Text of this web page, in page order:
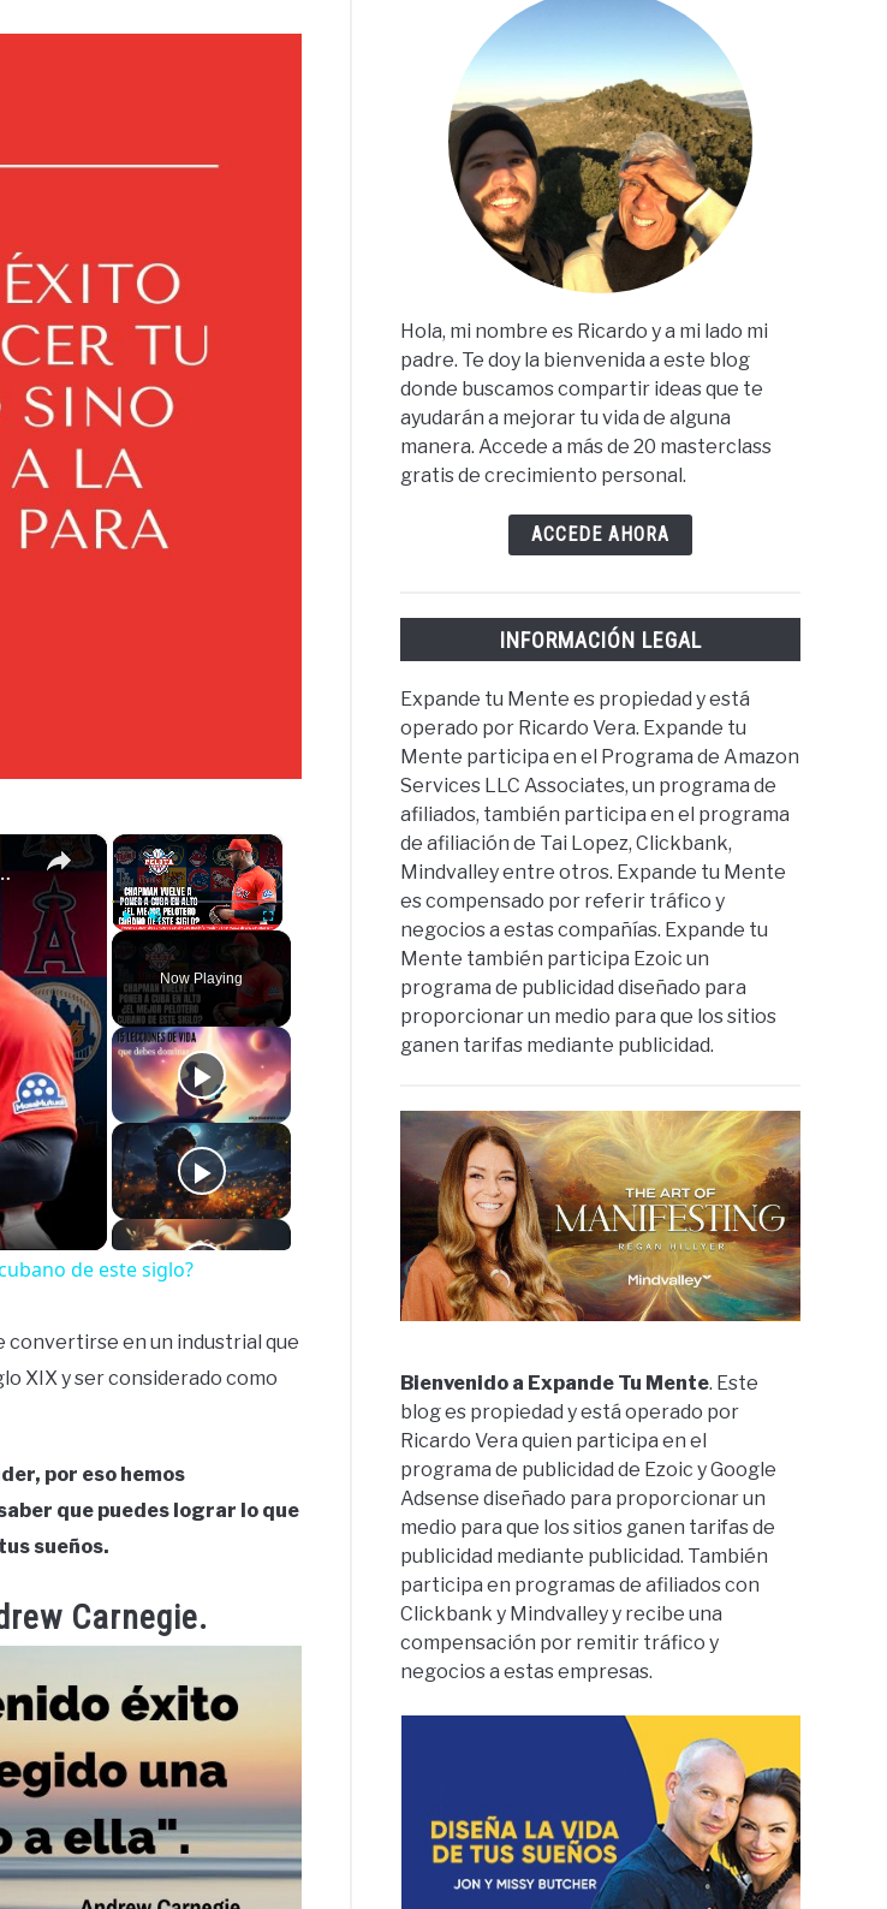
×
Unmute Fullscreen
Now Playing
×
pelotero cubano de este siglo?
de este siglo?
convertirse en un industrial que
XIX y ser considerado como
por eso hemos
que puedes lograr lo que
sueños.
Carnegie.
Hola, mi nombre es Ricardo y a mi lado mi
padre. Te doy la bienvenida a este blog
donde buscamos compartir ideas que te
ayudarán a mejorar tu vida de alguna
manera. Accede a más de 20 masterclass
gratis de crecimiento personal.
ACCEDE AHORA
INFORMACIÓN LEGAL
Expande tu Mente es propiedad y está
operado por Ricardo Vera. Expande tu
Mente participa en el Programa de Amazon
Services LLC Associates, un programa de
afiliados, también participa en el programa
de afiliación de Tai Lopez, Clickbank,
Mindvalley entre otros. Expande tu Mente
es compensado por referir tráfico y
negocios a estas compañías. Expande tu
Mente también participa Ezoic un
programa de publicidad diseñado para
proporcionar un medio para que los sitios
ganen tarifas mediante publicidad.
Bienvenido a Expande Tu Mente. Este
blog es propiedad y está operado por
Ricardo Vera quien participa en el
programa de publicidad de Ezoic y Google
Adsense diseñado para proporcionar un
medio para que los sitios ganen tarifas de
publicidad mediante publicidad. También
participa en programas de afiliados con
Clickbank y Mindvalley y recibe una
compensación por remitir tráfico y
negocios a estas empresas.